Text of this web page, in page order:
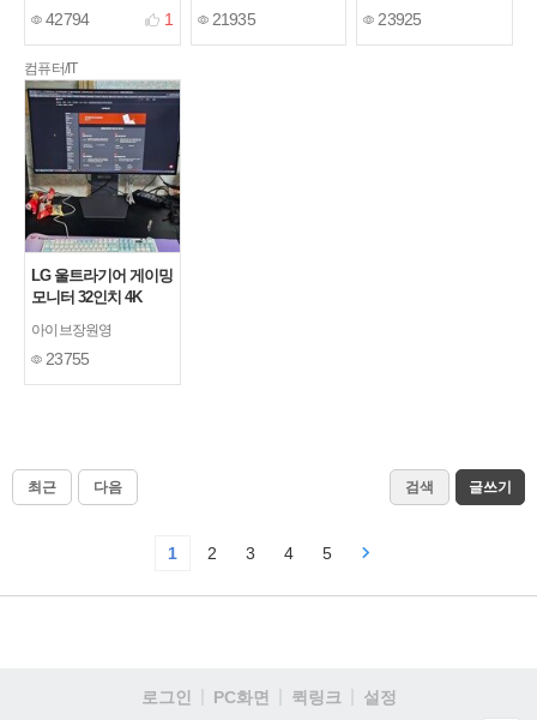
42794 1 21935 23925
컴퓨터/IT
LG 울트라기어 게이밍
모니터 32인치 4K
매
[1]
아이브장원영
23755
최근 다음 검색 글쓰기
1 2 3 4 5
로그인 PC화면 퀵링크
설정